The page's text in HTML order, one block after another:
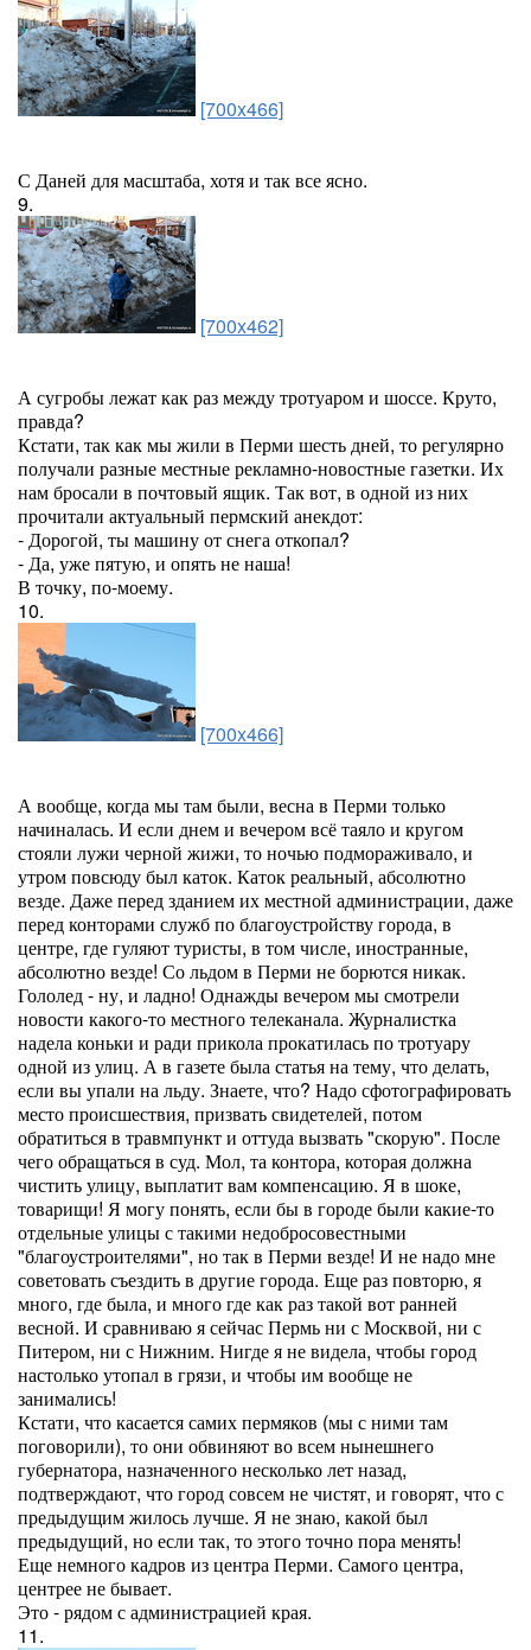
[700x466]
С Даней для масштаба, хотя и так все ясно.
9.
[700x462]
А сугробы лежат как раз между тротуаром и шоссе. Круто,
правда?
Кстати, так как мы жили в Перми шесть дней, то регулярно
получали разные местные рекламно-новостные газетки. Их
нам бросали в почтовый ящик. Так вот, в одной из них
прочитали актуальный пермский анекдот:
- Дорогой, ты машину от снега откопал?
- Да, уже пятую, и опять не наша!
В точку, по-моему.
10.
[700x466]
А вообще, когда мы там были, весна в Перми только
начиналась. И если днем и вечером всё таяло и кругом
стояли лужи черной жижи, то ночью подмораживало, и
утром повсюду был каток. Каток реальный, абсолютно
везде. Даже перед зданием их местной администрации, даже
перед конторами служб по благоустройству города, в
центре, где гуляют туристы, в том числе, иностранные,
абсолютно везде! Со льдом в Перми не борются никак.
Гололед - ну, и ладно! Однажды вечером мы смотрели
новости какого-то местного телеканала. Журналистка
надела коньки и ради прикола прокатилась по тротуару
одной из улиц. А в газете была статья на тему, что делать,
если вы упали на льду. Знаете, что? Надо сфотографировать
место происшествия, призвать свидетелей, потом
обратиться в травмпункт и оттуда вызвать "скорую". После
чего обращаться в суд. Мол, та контора, которая должна
чистить улицу, выплатит вам компенсацию. Я в шоке,
товарищи! Я могу понять, если бы в городе были какие-то
отдельные улицы с такими недобросовестными
"благоустроителями", но так в Перми везде! И не надо мне
советовать съездить в другие города. Еще раз повторю, я
много, где была, и много где как раз такой вот ранней
весной. И сравниваю я сейчас Пермь ни с Москвой, ни с
Питером, ни с Нижним. Нигде я не видела, чтобы город
настолько утопал в грязи, и чтобы им вообще не
занимались!
Кстати, что касается самих пермяков (мы с ними там
поговорили), то они обвиняют во всем нынешнего
губернатора, назначенного несколько лет назад,
подтверждают, что город совсем не чистят, и говорят, что с
предыдущим жилось лучше. Я не знаю, какой был
предыдущий, но если так, то этого точно пора менять!
Еще немного кадров из центра Перми. Самого центра,
центрее не бывает.
Это - рядом с администрацией края.
11.